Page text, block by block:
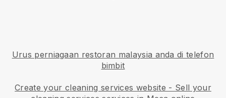
Urus perniagaan restoran malaysia anda di telefon
bimbit
Create your cleaning services website - Sell your